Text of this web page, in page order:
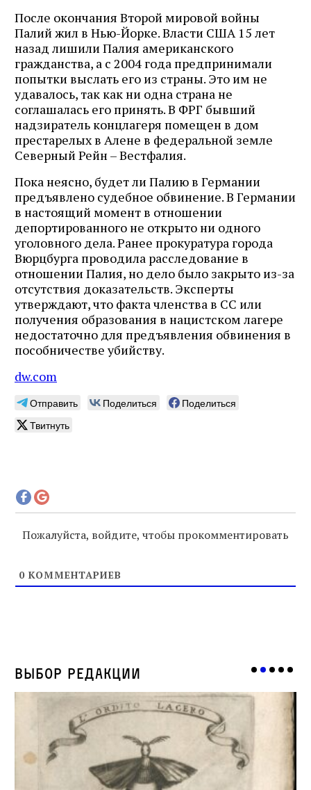
После окончания Второй мировой войны
Палий жил в Нью-Йорке. Власти США 15 лет
назад лишили Палия американского
гражданства, а с 2004 года предпринимали
попытки выслать его из страны. Это им не
удавалось, так как ни одна страна не
соглашалась его принять. В ФРГ бывший
надзиратель концлагеря помещен в дом
престарелых в Алене в федеральной земле
Северный Рейн – Вестфалия.
Пока неясно, будет ли Палию в Германии
предъявлено судебное обвинение. В Германии
в настоящий момент в отношении
депортированного не открыто ни одного
уголовного дела. Ранее прокуратура города
Вюрцбурга проводила расследование в
отношении Палия, но дело было закрыто из-за
отсутствия доказательств. Эксперты
утверждают, что факта членства в СС или
получения образования в нацистском лагере
недостаточно для предъявления обвинения в
пособничестве убийству.
dw.com
Отправить Поделиться
Поделиться
Твитнуть
Пожалуйста, войдите, чтобы прокомментировать
0 КОММЕНТАРИЕВ
Выбор редакции